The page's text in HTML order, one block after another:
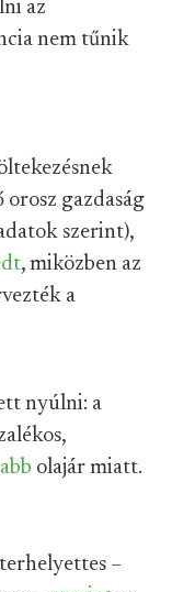
az
nem tűnik
gazdaság
szerint),
, miközben az
a
nyúlni: a
olajár miatt.
–